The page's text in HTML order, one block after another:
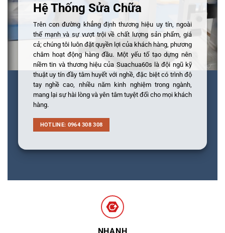
Hệ Thống Sửa Chữa
Trên con đường khẳng định thương hiệu uy tín, ngoài
thế mạnh và sự vượt trội về chất lượng sản phẩm, giá
cả; chúng tôi luôn đặt quyền lợi của khách hàng, phương
châm hoạt động hàng đầu. Một yếu tố tạo dựng nên
niềm tin và thương hiệu của Suachua60s là đội ngũ kỹ
thuật uy tín đầy tâm huyết với nghề, đặc biệt có trình độ
tay nghề cao, nhiều năm kinh nghiệm trong ngành,
mang lại sự hài lòng và yên tâm tuyệt đối cho mọi khách
hàng.
HOTLINE: 0964 308 308